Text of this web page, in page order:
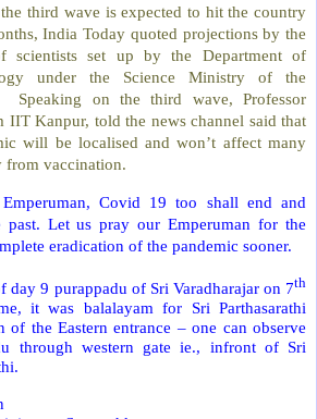
third wave is expected to hit the country
India Today quoted projections by the
scientists set up by the Department of
under the Science Ministry of the
Speaking on the third wave, Professor
IIT Kanpur, told the news channel said that
will be localised and won’t affect many
from vaccination.
Covid 19 too shall end and
Let us pray our Emperuman for the
eradication of the pandemic sooner.
day 9 purappadu of Sri Varadharajar on 7th
it was balalayam for Sri Parthasarathi
of the Eastern entrance – one can observe
through western gate ie., infront of Sri